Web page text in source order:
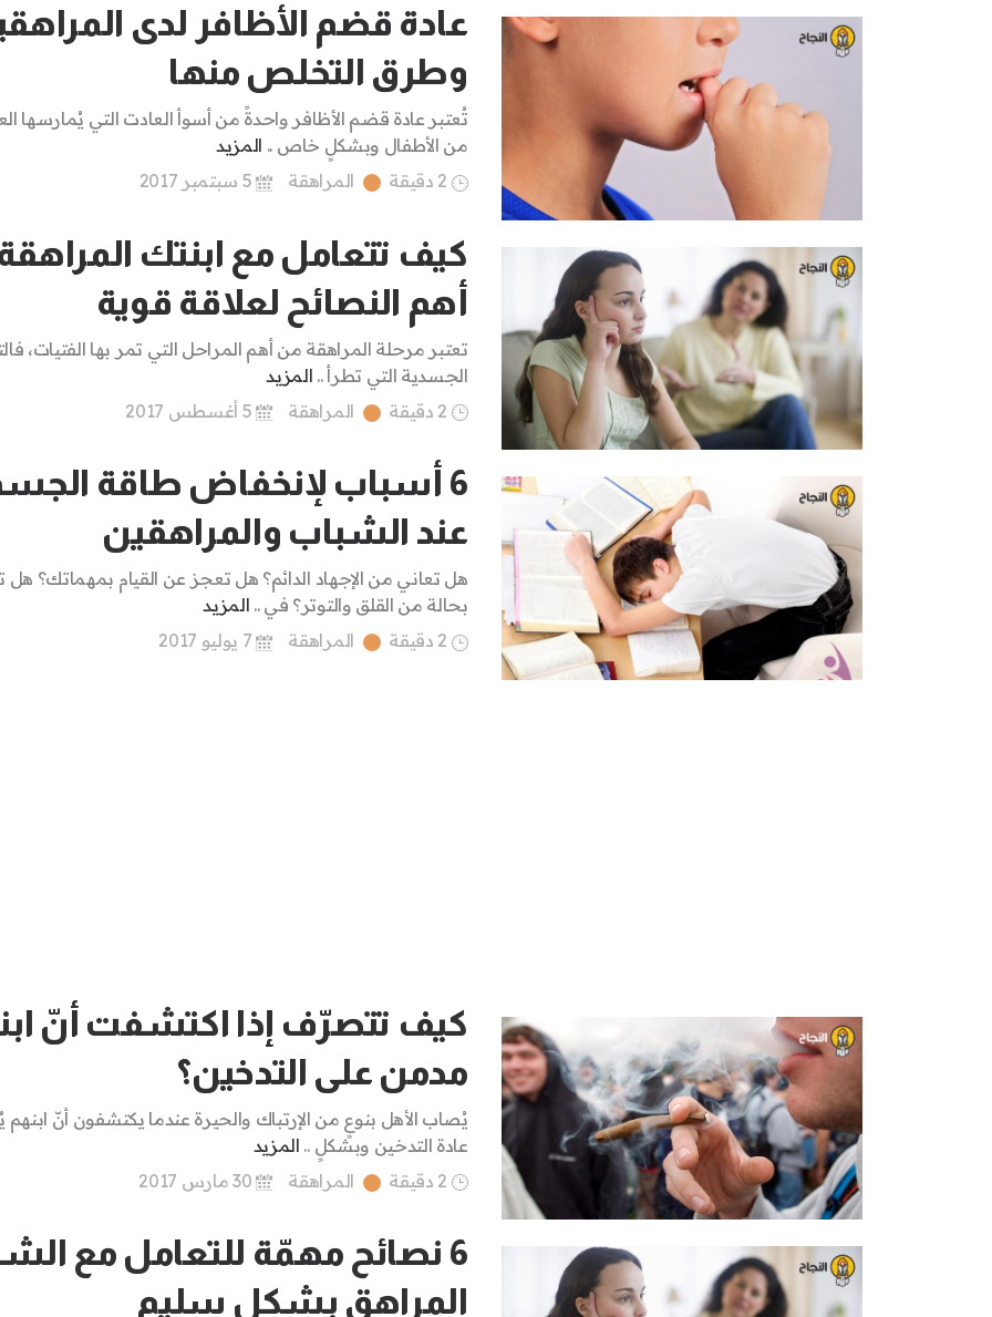
عادة قضم الأظافر لدى
وطرق التخلص منها
تُعتبر عادة قضم الأظافر واحدةً من أسوأ العادت التي يُمارسها
من الأطفال وبشكلٍ خاص .. المزيد
2 دقيقة
المراهقة 5 سبتمبر 2017
كيف تتعامل مع ابنتك
أهم النصائح لعلاقة قوية
تعتبر مرحلة المراهقة من أهم المراحل التي تمر بها الفتيات،
الجسدية التي تطرأ .. المزيد
2 دقيقة
المراهقة 5 أغسطس 2017
6 أسباب لإنخفاض طاقة
عند الشباب والمراهقين
هل تعاني من الإجهاد الدائم؟ هل تعجز عن القيام بمهماتك؟
بحالة من القلق والتوتر؟ في .. المزيد
2 دقيقة
المراهقة 7 يوليو 2017
كيف تتصرّف إذا اكتشفت أنّ
مدمن على التدخين؟
يُصاب الأهل بنوعٍ من الإرتباك والحيرة عندما يكتشفون أنّ
عادة التدخين وبشكلٍ .. المزيد
2 دقيقة
المراهقة 30 مارس 2017
6 نصائح مهمّة للتعامل مع
المراهق بشكلٍ سليم